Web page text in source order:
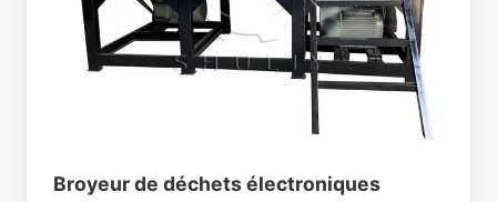
Broyeur de déchets électroniques